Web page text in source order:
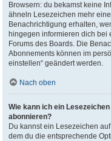
Browsern: du bekamst keine
ähneln Lesezeichen mehr
Benachrichtigung erhalten,
hingegen informieren dich bei
Forums des Boards. Die
Abonnements können im
einstellen“ geändert werden.
Nach oben
Wie kann ich ein
abonnieren?
Du kannst ein Lesezeichen
dem du die entsprechende